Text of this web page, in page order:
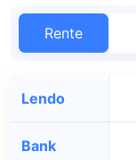
Rente
Lendo
Bank